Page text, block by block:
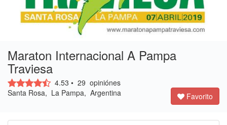
Maraton Internacional A Pampa
Traviesa
4.53 • 29 opiniónes
Santa Rosa, La Pampa, Argentina
Favorito